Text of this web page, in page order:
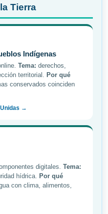
Tierra
Indígenas
Tema: derechos,
territorial. Por qué
conservados coinciden
→
digitales. Tema:
hídrica. Por qué
con clima, alimentos,